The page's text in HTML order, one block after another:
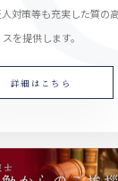
対策等も充実した質の
スを提供します。
詳細はこちら